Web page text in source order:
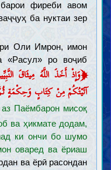
фиреби авом
ба нуктаи зер
Оли Имрон, имон
«Расул» ро воҷиб
﴿وَإِذْ أَخَذَ اللَّهُ مِيثَاقَ
آتَيْتُكُمْ مِنْ كِتَابٍ وَحِكْمَةٍ
Паёмбарон мисоқ
ва ҳикмате додам,
ки ончи бо шумо
оваред ва ёриаш
ва ёрӣ расондан